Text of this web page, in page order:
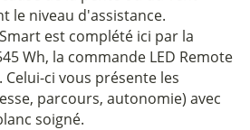
le niveau d'assistance.
est complété ici par la
Wh, la commande LED Remote
ci vous présente les
parcours, autonomie) avec
soigné.